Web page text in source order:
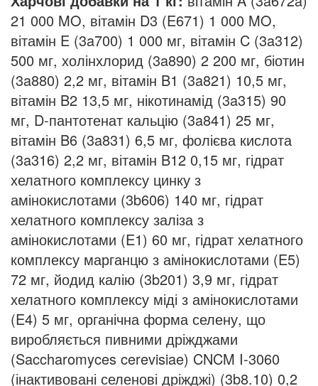
21 000 MO, вітамін D3 (E671) 1 000 MO,
вітамін E (3a700) 1 000 мг, вітамін C (3a312)
500 мг, холінхлорид (3a890) 2 200 мг, біотин
(3a880) 2,2 мг, вітамін B1 (3a821) 10,5 мг,
вітамін B2 13,5 мг, нікотинамід (3a315) 90
мг, D-пантотенат кальцію (3a841) 25 мг,
вітамін B6 (3a831) 6,5 мг, фолієва кислота
(3a316) 2,2 мг, вітамін B12 0,15 мг, гідрат
хелатного комплексу цинку з
амінокислотами (3b606) 140 мг, гідрат
хелатного комплексу заліза з
амінокислотами (E1) 60 мг, гідрат хелатного
комплексу марганцю з амінокислотами (E5)
72 мг, йодид калію (3b201) 3,9 мг, гідрат
хелатного комплексу міді з амінокислотами
(E4) 5 мг, органічна форма селену, що
виробляється пивними дріжджами
(Saccharomyces cerevisiae) CNCM I-3060
(інактивовані селенові дріжджі) (3b8.10) 0,2